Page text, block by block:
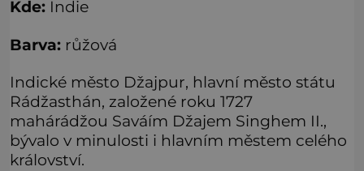
Kde: Indie
Barva: růžová
Indické město Džajpur, hlavní město státu
Rádžasthán, založené roku 1727
mahárádžou Saváím Džajem Singhem II.,
bývalo v minulosti i hlavním městem celého
království.